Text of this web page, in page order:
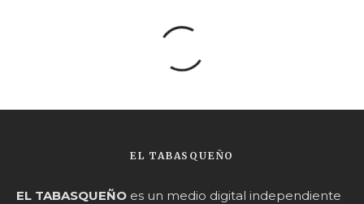
EL TABASQUEÑO
EL TABASQUEÑO es un medio digital independiente